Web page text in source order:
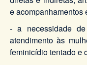
e acompanhamentos
- a necessidade
atendimento às
feminicídio tentado e